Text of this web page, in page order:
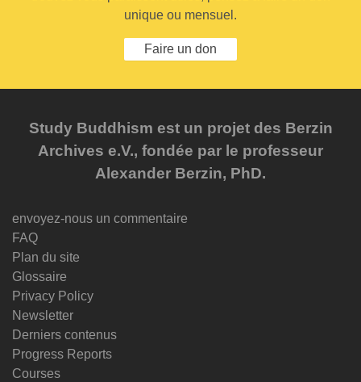
unique ou mensuel.
Faire un don
Study Buddhism est un projet des Berzin
Archives e.V., fondée par le professeur
Alexander Berzin, PhD.
envoyez-nous un commentaire
FAQ
Plan du site
Glossaire
Privacy Policy
Newsletter
Derniers contenus
Progress Reports
Courses